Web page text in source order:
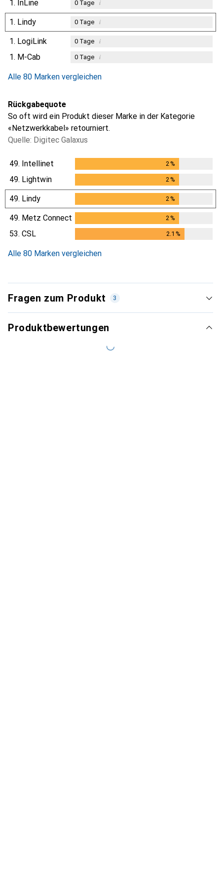
1. InLine 0Tage i
1. Lindy 0Tage i
1. LogiLink 0Tage i
1. M-Cab 0Tage i
Alle 80 Marken vergleichen
Rückgabequote
So oft wird ein Produkt dieser Marke in der Kategorie
«Netzwerkkabel» retourniert.
Quelle: Digitec Galaxus
49. Intellinet 2 %
49. Lightwin 2 %
49. Lindy 2 %
49. Metz Connect 2 %
53. CSL 2.1 %
Alle 80 Marken vergleichen
Fragen zum Produkt 3
Produktbewertungen